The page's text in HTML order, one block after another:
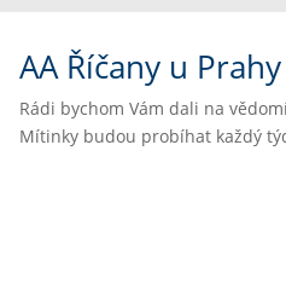
AA Říčany u Prahy
Rádi bychom Vám dali na
Mítinky budou probíhat každý